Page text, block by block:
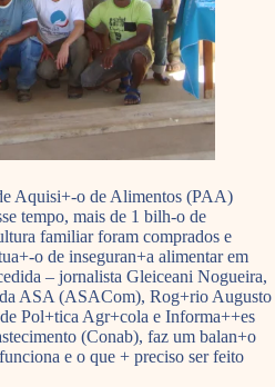
Aquisi+-o de Alimentos (PAA)
tempo, mais de 1 bilh-o de
familiar foram comprados e
o de inseguran+a alimentar em
– jornalista Gleiceani Nogueira,
ASA (ASACom), Rog+rio Augusto
Pol+tica Agr+cola e Informa++es
(Conab), faz um balan+o
e o que + preciso ser feito